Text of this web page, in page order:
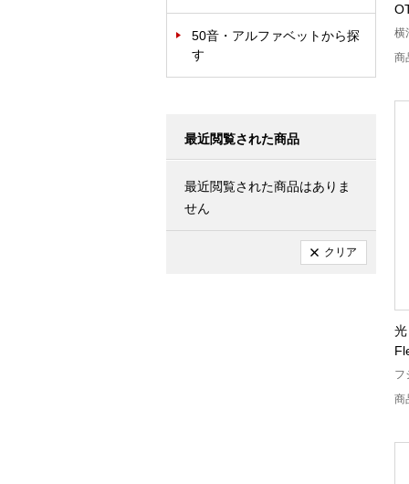
50音・アルファベットから探
す
最近閲覧された商品
最近閲覧された商品はありま
せん
クリア
横
商
フ
商